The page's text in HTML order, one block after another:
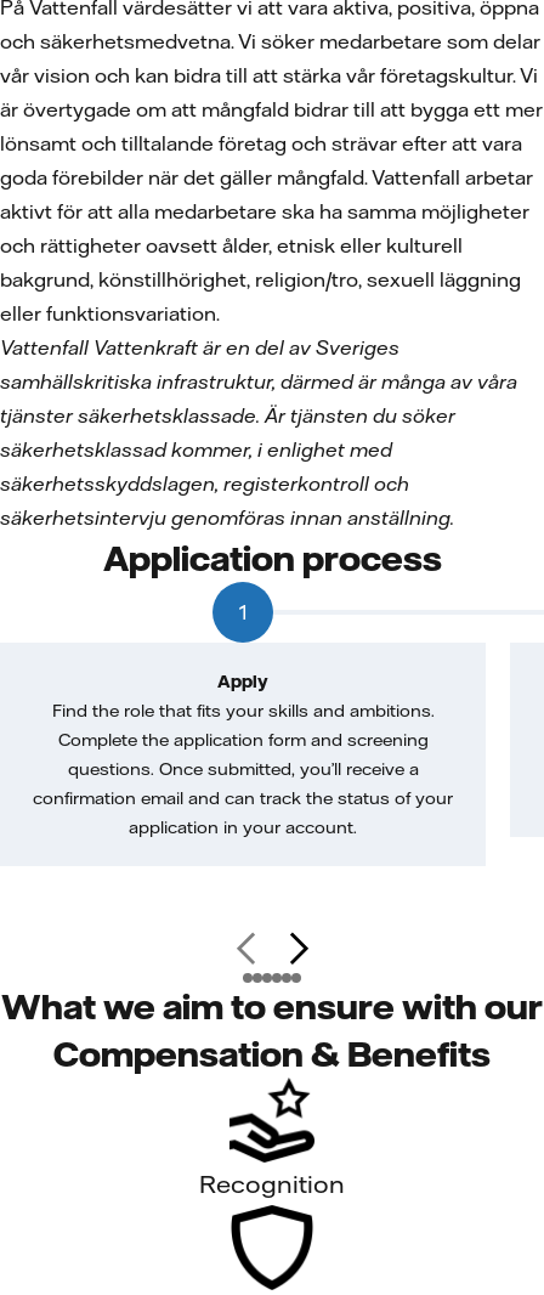
På Vattenfall värdesätter vi att vara aktiva, positiva, öppna
och säkerhetsmedvetna. Vi söker medarbetare som delar
vår vision och kan bidra till att stärka vår företagskultur. Vi
är övertygade om att mångfald bidrar till att bygga ett mer
lönsamt och tilltalande företag och strävar efter att vara
goda förebilder när det gäller mångfald. Vattenfall arbetar
aktivt för att alla medarbetare ska ha samma möjligheter
och rättigheter oavsett ålder, etnisk eller kulturell
bakgrund, könstillhörighet, religion/tro, sexuell läggning
eller funktionsvariation.
Vattenfall Vattenkraft är en del av Sveriges
samhällskritiska infrastruktur, därmed är många av våra
tjänster säkerhetsklassade. Är tjänsten du söker
säkerhetsklassad kommer, i enlighet med
säkerhetsskyddslagen, registerkontroll och
säkerhetsintervju genomföras innan anställning.
Application process
1
Apply
Find the role that fits your skills and ambitions.
Complete the application form and screening
questions. Once submitted, you’ll receive a
confirmation email and can track the status of your
application in your account.
What we aim to ensure with our
Compensation & Benefits
Recognition